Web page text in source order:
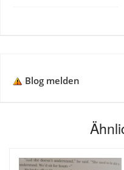
Blog melden